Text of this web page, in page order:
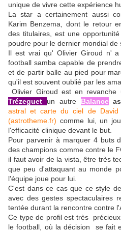
unique de vivre cette expérience
La star a certainement aussi
Karim Benzema, dont le retour
des titulaires, est une
poudre pour le dernier mondial de
Il est vrai qu' Olivier Giroud n'
football samba capable de
et de partir balle au pied pour
qu'il est souvent oublié par les
Olivier Giroud est en
Trézeguet un autre Balance
astral et carte du ciel de David
(astrotheme.fr) comme lui, un
l'efficacité clinique devant le but.
Pour parvenir à marquer 4 buts
des champions comme contre le
il faut avoir de la vista, être très
que peu d'attaquant au monde
l'équipe joue pour lui.
C'est dans ce cas que ce style
avec des gestes spectaculaires
tentée durant la rencontre contre
Ce type de profil est très
le football, où la décision se fait